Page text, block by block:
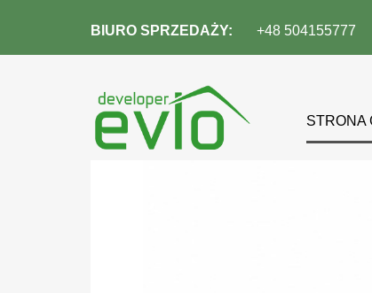
BIURO SPRZEDAŻY: +48 504155777
STRONA